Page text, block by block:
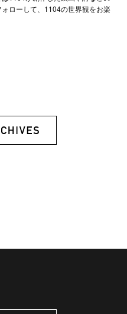
ローして、1104の世界観をお楽